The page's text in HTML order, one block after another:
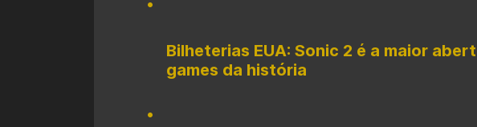
Bilheterias EUA: Sonic 2 é a maior
games da história